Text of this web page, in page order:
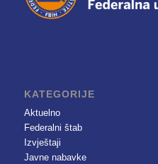
KATEGORIJE
Aktuelno
Federalni štab
Izvještaji
Javne nabavke